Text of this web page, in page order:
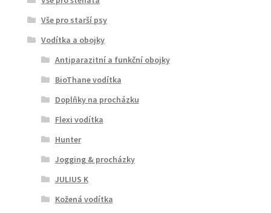
Vše pro starší psy
Vodítka a obojky
Antiparazitní a funkční obojky
BioThane vodítka
Doplňky na procházku
Flexi vodítka
Hunter
Jogging & procházky
JULIUS K
Kožená vodítka